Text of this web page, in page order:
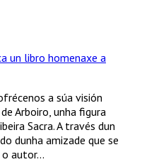
un libro homenaxe a
a súa visión
Arboiro, unha figura
Sacra. A través dun
dunha amizade que se
autor...